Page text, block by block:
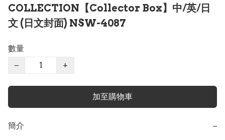
COLLECTION【Collector Box】中/英/日
文 (日文封面) NSW-4087
數量
−
+
加至購物車
簡介 −